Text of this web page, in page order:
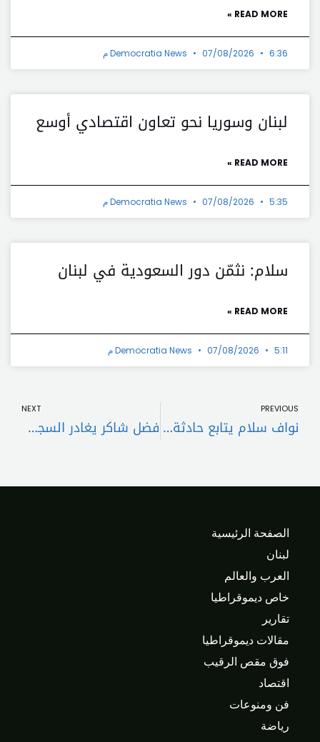
READ MORE »
Democratia News 07/08/2026 6:36 م
لبنان وسوريا نحو تعاون اقتصادي أوسع
READ MORE »
Democratia News 07/08/2026 5:35 م
سلام: نثمّن دور السعودية في لبنان
READ MORE »
Democratia News 07/08/2026 5:11 م
PREVIOUS
نواف سلام يتابع حادثة حافلة المعتمرين اللبنانيين في درعا ويوجّه بتأمين الرعاية للجرحى
NEXT
فضل شاكر يغادر السجن بكفالة 500 مليون ليرة بعد قرار المحكمة العسكرية
الصفحة الرئيسية
لبنان
العرب والعالم
خاص ديموقراطيا
تقارير
مقالات ديموقراطيا
فوق مقص الرقيب
اقتصاد
فن ومنوعات
رياضة